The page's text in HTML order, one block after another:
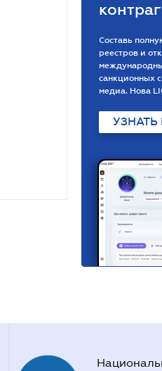
Составь
реестров и
санкционных
медиа. Нова